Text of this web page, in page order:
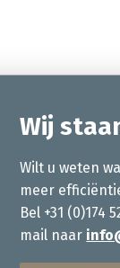
Wij
Wilt u weten
meer
Bel +31 (0)174
mail naar